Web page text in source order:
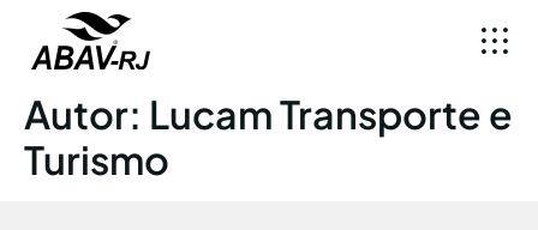
Autor: Lucam Transporte e
Turismo